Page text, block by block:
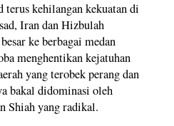
kehilangan kekuatan di
Iran dan Hizbulah
ke berbagai medan
menghentikan kejatuhan
yang terobek perang dan
bakal didominasi oleh
Shiah yang radikal.